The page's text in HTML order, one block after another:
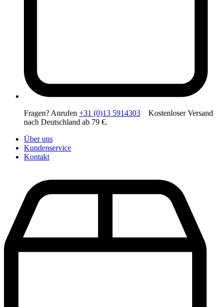
Fragen? Anrufen +31 (0)13 5914303 Kostenloser Versand
nach Deutschland ab 79 €.
Über uns
Kundenservice
Kontakt